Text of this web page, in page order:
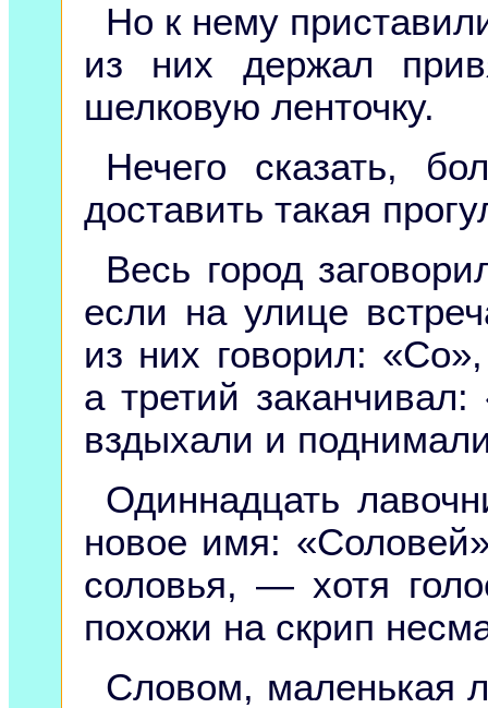
Но к нему
из них держал
шелковую ленточку.
Нечего сказать,
доставить такая
Весь город
если на улице
из них говорил:
а третий
вздыхали и
Одиннадцать
новое имя:
соловья, — хотя
похожи на скрип
Словом, маленькая